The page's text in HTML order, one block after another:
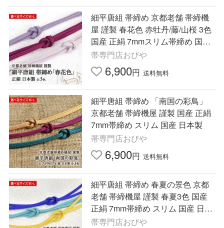
細平唐組 帯締め 京都老舗 帯締機
屋 謹製 春花色 赤牡丹/藤/山桜 3色
国産 正絹 7mmスリム帯締め 国産
日本製
帯専門店おびや
6,900円 送料無料
細平唐組 帯締め 「南国の彩鳥」
京都老舗 帯締機屋 謹製 国産 正絹
7mm帯締め スリム 国産 日本製
帯専門店おびや
6,900円 送料無料
細平唐組 帯締め 春夏の景色 京都
老舗 帯締機屋 謹製 春夏3色 国産
正絹 7mm帯締め スリム 国産 日本
製
帯専門店おびや